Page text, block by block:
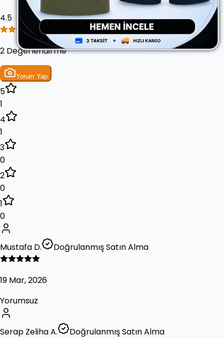
4.5
2 Değerlendirme
Yorum Yap
5
1
4
1
3
0
2
0
1
0
Mustafa D. Doğrulanmış Satın Alma
19 Mar, 2026
Yorumsuz
Serap Zeliha A. Doğrulanmış Satın Alma